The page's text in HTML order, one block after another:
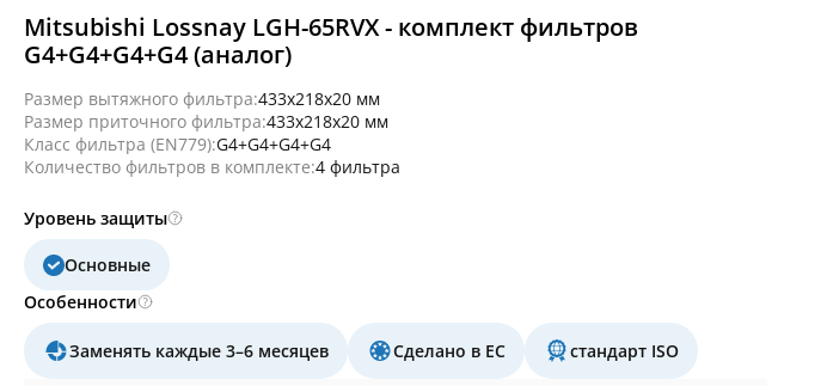
Mitsubishi Lossnay LGH-65RVX - комплект фильтров
G4+G4+G4+G4 (аналог)
Размер вытяжного фильтра:433x218x20 мм
Размер приточного фильтра:433x218x20 мм
Класс фильтра (EN779):G4+G4+G4+G4
Количество фильтров в комплекте:4 фильтра
Уровень защиты
Основные
Особенности
Заменять каждые 3–6 месяцев Сделано в ЕС стандарт ISO